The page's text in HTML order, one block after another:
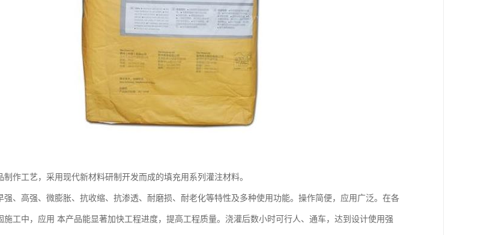
作工艺，采用现代新材料研制开发而成的填充用系列灌注材料。
强、高强、微膨胀、抗收缩、抗渗透、耐磨损、耐老化等特性及多种使用功能。操作简便，应用广泛。在各
施工中，应用 本产品能显著加快工程进度，提高工程质量。浇灌后数小时可行人、通车，达到设计使用强